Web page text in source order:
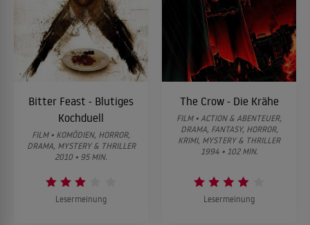
Bitter Feast - Blutiges
Kochduell
FILM • KOMÖDIEN, HORROR,
DRAMA, MYSTERY & THRILLER
2010 • 95 MIN.
Lesermeinung
The Crow - Die Krähe
FILM • ACTION & ABENTEUER,
DRAMA, FANTASY, HORROR,
KRIMI, MYSTERY & THRILLER
1994 • 102 MIN.
Lesermeinung